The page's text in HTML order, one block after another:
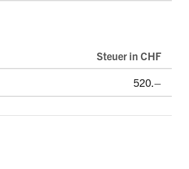
Steuer in CHF
520.–